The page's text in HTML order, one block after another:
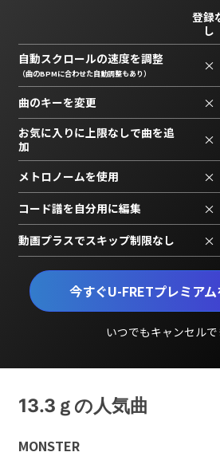
今すぐU-FRETプレミア
いつでもキャンセル
登録
し
自動スクロールの速度を調整
（曲のBPMに合わせた自動調整もあり） ×
曲のキーを変更 ×
お気に入りに上限なしで曲を追
加
×
メトロノームを使用 ×
コード譜を自分用に編集 ×
動画プラスでスキップ制限なし ×
13.3ｇの人気曲
MONSTER